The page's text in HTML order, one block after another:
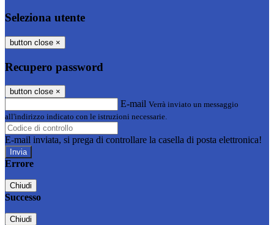
Seleziona utente
button close ×
Recupero password
button close ×
E-mail Verrà inviato un messaggio
all'indirizzo indicato con le istruzioni necessarie.
E-mail inviata, si prega di controllare la casella di posta elettronica!
Errore
Chiudi
Successo
Chiudi